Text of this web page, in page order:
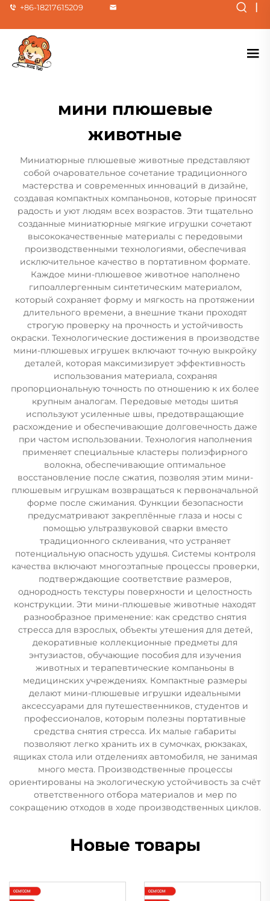
+86-18217615209 |
мини плюшевые
животные
Миниатюрные плюшевые животные представляют
собой очаровательное сочетание традиционного
мастерства и современных инноваций в дизайне,
создавая компактных компаньонов, которые приносят
радость и уют людям всех возрастов. Эти тщательно
созданные миниатюрные мягкие игрушки сочетают
высококачественные материалы с передовыми
производственными технологиями, обеспечивая
исключительное качество в портативном формате.
Каждое мини-плюшевое животное наполнено
гипоаллергенным синтетическим материалом,
который сохраняет форму и мягкость на протяжении
длительного времени, а внешние ткани проходят
строгую проверку на прочность и устойчивость
окраски. Технологические достижения в производстве
мини-плюшевых игрушек включают точную выкройку
деталей, которая максимизирует эффективность
использования материала, сохраняя
пропорциональную точность по отношению к их более
крупным аналогам. Передовые методы шитья
используют усиленные швы, предотвращающие
расхождение и обеспечивающие долговечность даже
при частом использовании. Технология наполнения
применяет специальные кластеры полиэфирного
волокна, обеспечивающие оптимальное
восстановление после сжатия, позволяя этим мини-
плюшевым игрушкам возвращаться к первоначальной
форме после сжимания. Функции безопасности
предусматривают закреплённые глаза и носы с
помощью ультразвуковой сварки вместо
традиционного склеивания, что устраняет
потенциальную опасность удушья. Системы контроля
качества включают многоэтапные процессы проверки,
подтверждающие соответствие размеров,
однородность текстуры поверхности и целостность
конструкции. Эти мини-плюшевые животные находят
разнообразное применение: как средство снятия
стресса для взрослых, объекты утешения для детей,
декоративные коллекционные предметы для
энтузиастов, обучающие пособия для изучения
животных и терапевтические компаньоны в
медицинских учреждениях. Компактные размеры
делают мини-плюшевые игрушки идеальными
аксессуарами для путешественников, студентов и
профессионалов, которым полезны портативные
средства снятия стресса. Их малые габариты
позволяют легко хранить их в сумочках, рюкзаках,
ящиках стола или отделениях автомобиля, не занимая
много места. Производственные процессы
ориентированы на экологическую устойчивость за счёт
ответственного отбора материалов и мер по
сокращению отходов в ходе производственных циклов.
Новые товары